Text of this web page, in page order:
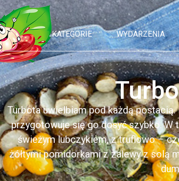
KATEGORIE WYDARZENIA
Turbota uwielbiam pod każdą postacią.
przygotowuje się go dosyć szybko. W
świeżym lubczykiem, z truflowo –
żółtymi pomidorkami z zalewy z solą